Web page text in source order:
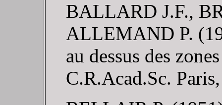
BALLARD J.F.,
ALLEMAND P.
au dessus des
C.R.Acad.Sc.